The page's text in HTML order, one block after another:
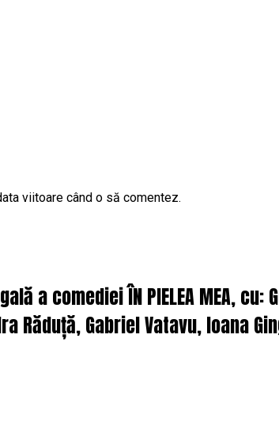
viitoare când o să comentez.
a comediei ÎN PIELEA MEA, cu:
Răduță, Gabriel Vatavu, Ioana